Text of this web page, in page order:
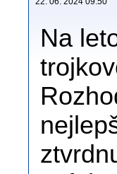
Na